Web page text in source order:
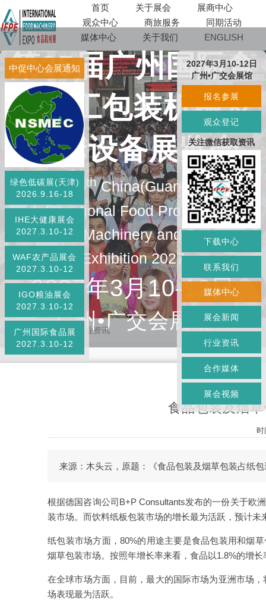
首页 关于展会
展商中心
观众中心
商旅服务
同期活动
媒体中心
关于我们 ENGLISH
第35届广州国际食
品加工包装机械及
配套设备展览会
The 35thChina(Guangzhou)
lnternational Food Processing
Packaging Machinery and Equipment
Exhibition 2027
2027年3月10-12日
广州•广交会展馆
中促中心会展通知
绿色低碳展(天津)
2026.9.16-18
IHE大健康展会
2027.3.10-12
WAF农产品展会
2027.3.10-12
IGO粮油展会
2027.3.10-12
广州国际食品展
2027.3.10-12
首页»媒体中心 » 行业资讯
食品包装及烟
时
来源：木头云，原题：《食品包装及烟草包装占纸
根据德国咨询公司B+P Consultants发布的一份关于欧
装市场。而饮料纸板包装市场的增长最为活跃，预计未
纸包装市场方面，80%的用途主要是食品包装用和烟
烟草包装市场。按照年增长率来看，食品以1.8%的增
在全球市场方面，目前，最大的国际市场为亚洲市场
场表现最为活跃。
2027年3月10-12日
广州•广交会展馆
报名参展
观众登记
关注微信获取资讯
下载中心
联系我们
媒体中心
展会新闻
行业资讯
合作媒体
展会视频